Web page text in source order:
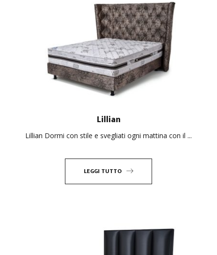
Lillian
Lillian Dormi con stile e svegliati ogni mattina con il ...
LEGGI TUTTO